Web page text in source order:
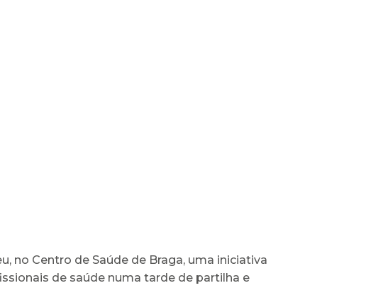
no Centro de Saúde de Braga, uma iniciativa
de saúde numa tarde de partilha e